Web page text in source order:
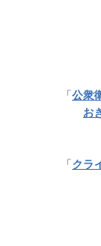
「公衆
お
「クラ